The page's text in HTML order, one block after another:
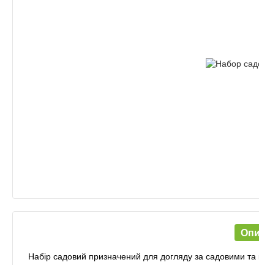
Набір садовий призначений для догляду за садовими